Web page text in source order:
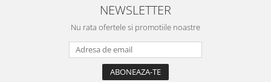
NEWSLETTER
Nu rata ofertele si promotiile noastre